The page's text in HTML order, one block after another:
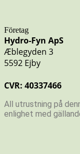
Företag
Hydro-Fyn ApS
Æblegyden 3
5592 Ejby
CVR: 40337466
All utrustning på
enlighet med